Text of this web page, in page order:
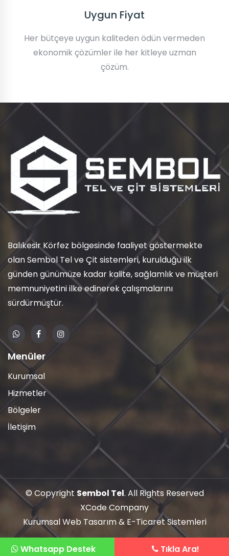
Uygun Fiyat
Her bütçeye uygun kaliteden ödün vermeden
ekonomik çözümler ile her kitleye uzman
çözüm.
Balıkesir Körfez bölgesinde faaliyet göstermekte
olan Sembol Tel ve Çit sistemleri, kurulduğu ilk
günden günümüze kadar kalite, sağlamlık ve müşteri
memnuniyetini ilke edinerek çalışmalarını
sürdürmüştür.
Menüler
Kurumsal
Hizmetler
Bölgeler
İletişim
© Copyright Sembol Tel. All Rights Reserved
XCode Company
Kurumsal Web Tasarım& E-Ticaret Sistemleri
Whatsapp Destek Tıkla Ara!